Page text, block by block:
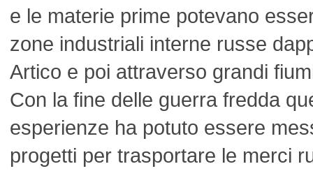
e le materie prime potevano
zone industriali interne russe
Artico e poi attraverso grandi
Con la fine delle guerra fredda
esperienze ha potuto essere
progetti per trasportare le merci